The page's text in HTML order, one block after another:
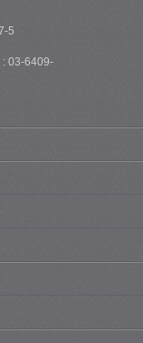
5
: 03-6409-